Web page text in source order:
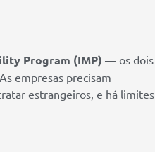
Program (IMP) — os dois
empresas precisam
estrangeiros, e há limites